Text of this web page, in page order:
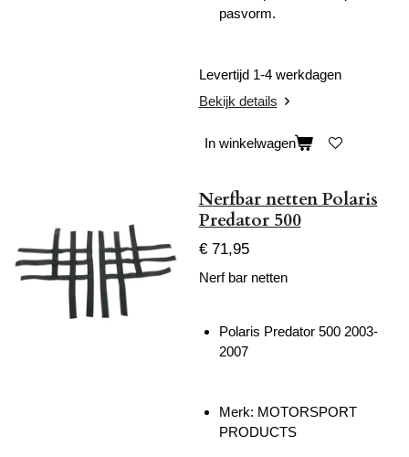
pasvorm.
Levertijd 1-4 werkdagen
Bekijk details
In winkelwagen
Nerfbar netten Polaris
Predator 500
€ 71,95
Nerf bar netten
Polaris Predator 500 2003-
2007
Merk: MOTORSPORT
PRODUCTS